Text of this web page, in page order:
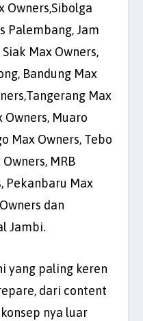
Owners,Sibolga
Palembang, Jam
Max Owners,
Bandung Max
Max
Owners, Muaro
Max Owners, Tebo
MRB
Pekanbaru Max
dan
Jambi.
yang paling keren
dari content
nya luar